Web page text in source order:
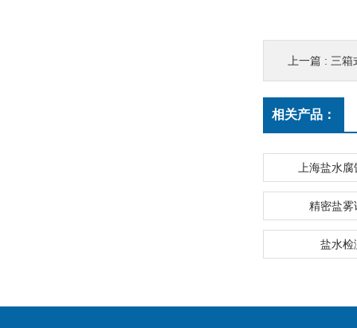
上一篇 : 三箱
相关产品：
上海盐水腐
精密盐雾
盐水检